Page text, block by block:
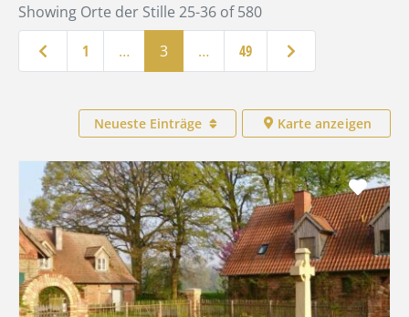
Showing Orte der Stille 25-36 of 580
Neuere Beiträge
1 … 3 … 49 Ältere Beiträge
Neueste Einträge Karte anzeigen